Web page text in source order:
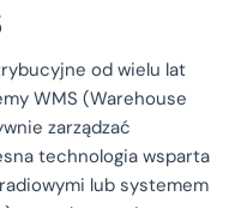
od wielu lat
WMS (Warehouse
zarządzać
technologia wsparta
lub systemem